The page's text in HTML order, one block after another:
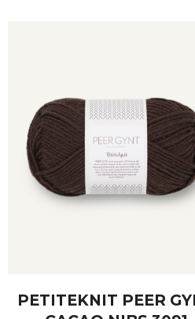
PETITEKNIT PEER